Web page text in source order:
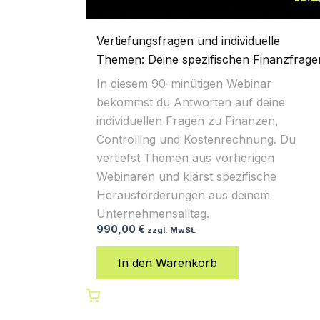
Vertiefungsfragen und individuelle
Themen: Deine spezifischen
In diesem 90-minütigen Webinar
bekommst du Antworten auf deine
individuellen Fragen zu Finanzen,
Controlling und Kostenrechnung. Du
vertiefst Themen aus vorherigen
Webinaren und klärst spezifische
Herausförderungen aus deinem
Unternehmensalltag.
990,00€ zzgl. MwSt.
In den Warenkorb